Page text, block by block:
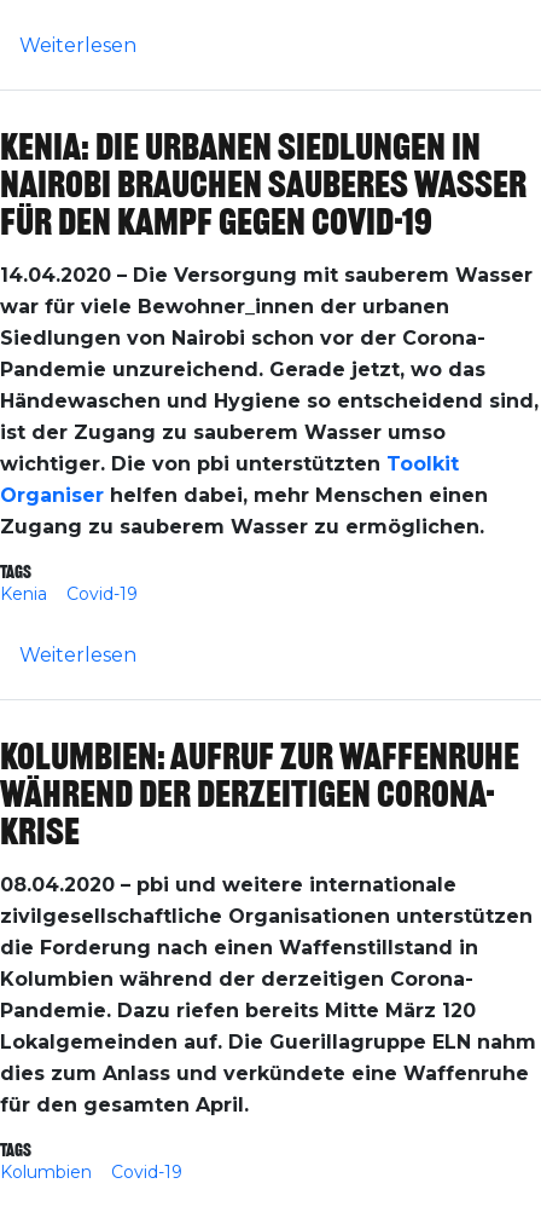
Weiterlesen
Kenia: Die urbanen Siedlungen in
Nairobi brauchen sauberes Wasser
für den Kampf gegen Covid-19
14.04.2020 – Die Versorgung mit sauberem Wasser
war für viele Bewohner_innen der urbanen
Siedlungen von Nairobi schon vor der Corona-
Pandemie unzureichend. Gerade jetzt, wo das
Händewaschen und Hygiene so entscheidend sind,
ist der Zugang zu sauberem Wasser umso
wichtiger. Die von pbi unterstützten Toolkit
Organiser helfen dabei, mehr Menschen einen
Zugang zu sauberem Wasser zu ermöglichen.
Tags
Kenia Covid-19
Weiterlesen
Kolumbien: Aufruf zur Waffenruhe
während der derzeitigen Corona-
Krise
08.04.2020 – pbi und weitere internationale
zivilgesellschaftliche Organisationen unterstützen
die Forderung nach einen Waffenstillstand in
Kolumbien während der derzeitigen Corona-
Pandemie. Dazu riefen bereits Mitte März 120
Lokalgemeinden auf. Die Guerillagruppe ELN nahm
dies zum Anlass und verkündete eine Waffenruhe
für den gesamten April.
Tags
Kolumbien Covid-19